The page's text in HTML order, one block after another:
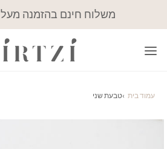
משלוח חינם בהזמנה מעל 1,000 ש"ח
עמוד בית ›טבעת שני